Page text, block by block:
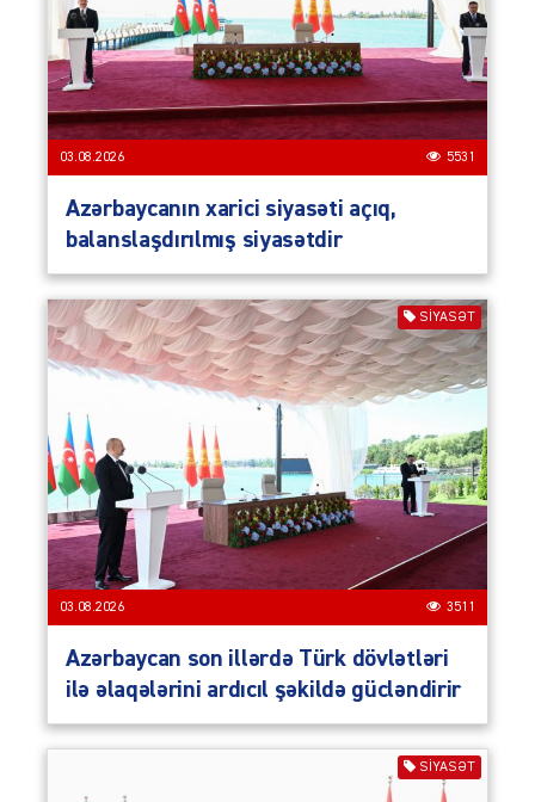
03.08.2026 5531
Azərbaycanın xarici siyasəti açıq,
balanslaşdırılmış siyasətdir
SIYASƏT
03.08.2026 3511
Azərbaycan son illərdə Türk dövlətləri
ilə əlaqələrini ardıcıl şəkildə gücləndirir
SIYASƏT